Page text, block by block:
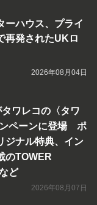
ーハウス、プライ
発されたUKロ
2026年08月04日
ワレコの〈タワ
ペーンに登場 ポ
ジナル特典、イン
のTOWER
ど
2026年08月07日